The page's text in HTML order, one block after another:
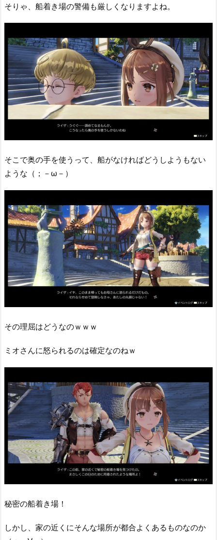
そりゃ、船着き場の警備も厳しくなりますよね。
そこで奥の手を使うって、船がなければどうしようもない
ような（；－ω－）
その理屈はどうなのｗｗｗ
ミオさんに怒られるのは確定なのねｗ
秘密の船着き場！
しかし、家の近くにそんな場所が都合よくあるものなのか